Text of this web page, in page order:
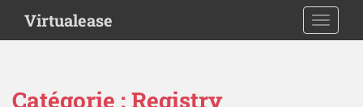
i
Virtualease
Catégorie :Registry